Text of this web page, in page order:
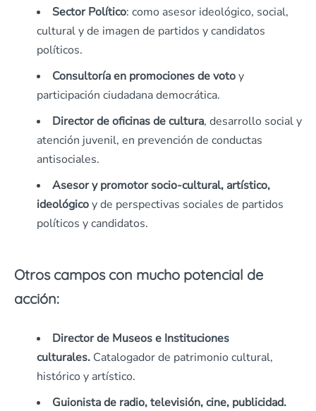
Sector Político: como asesor ideológico, social,
cultural y de imagen de partidos y candidatos
políticos.
Consultoría en promociones de votoy
participación ciudadana democrática.
Director de oficinas de cultura, desarrollo social y
atención juvenil, en prevención de conductas
antisociales.
Asesor y promotor socio-cultural, artístico,
ideológicoy de perspectivas sociales de partidos
políticos y candidatos.
Otros campos con mucho potencial de
acción:
Director de Museos e Instituciones
culturales. Catalogador de patrimonio cultural,
histórico y artístico.
Guionista de radio, televisión, cine, publicidad.